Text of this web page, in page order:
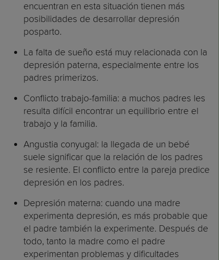
encuentran en esta situación tienen más
posibilidades de desarrollar depresión
posparto.
La falta de sueño está muy relacionada con la
depresión paterna, especialmente entre los
padres primerizos.
Conflicto trabajo-familia: a muchos padres les
resulta difícil encontrar un equilibrio entre el
trabajo y la familia.
Angustia conyugal: la llegada de un bebé
suele significar que la relación de los padres
se resiente. El conflicto entre la pareja predice
depresión en los padres.
Depresión materna: cuando una madre
experimenta depresión, es más probable que
el padre también la experimente. Después de
todo, tanto la madre como el padre
experimentan problemas y dificultades